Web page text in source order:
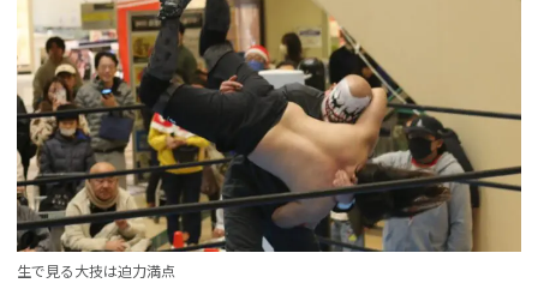
生で見る大技は迫力満点